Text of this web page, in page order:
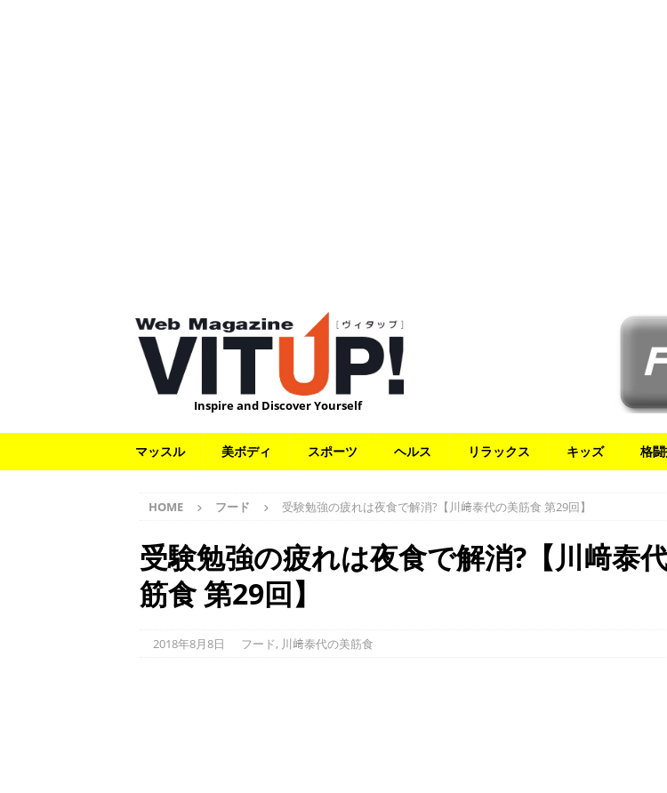
Inspire and Discover Yourself
マッスル 美ボディ スポーツ ヘルス リラックス キッズ 格
HOME フード 受験勉強の疲れは夜食で解消?【川﨑泰代の美筋食 第29回】
受験勉強の疲れは夜食で解消?【川﨑泰
筋食 第29回】
2018年8月8日 フード, 川﨑泰代の美筋食